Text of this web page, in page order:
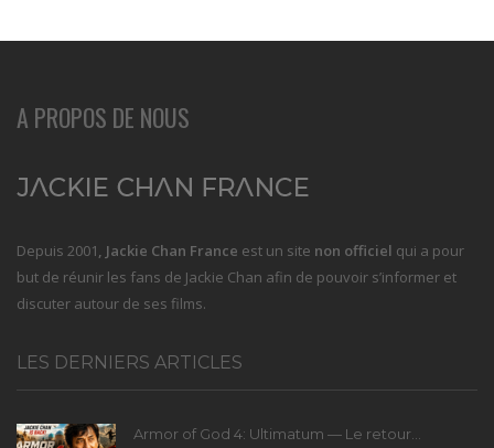
A PROPOS DE NOUS
Depuis 2001, Jackie Chan France est un site non officiel qui a pour
but de réunir les fans de Jackie Chan afin de pouvoir s’informer et
discuter autour de ses films.
LES DERNIERS ARTICLES
Armor of God 4: Ultimatum — Le retour...